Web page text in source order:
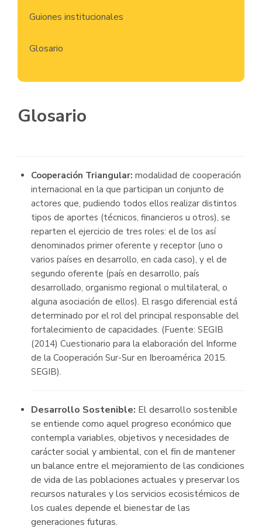
Guiones institucionales
Glosario
Glosario
Cooperación Triangular: modalidad de cooperación
internacional en la que participan un conjunto de
actores que, pudiendo todos ellos realizar distintos
tipos de aportes (técnicos, financieros u otros), se
reparten el ejercicio de tres roles: el de los así
denominados primer oferente y receptor (uno o
varios países en desarrollo, en cada caso), y el de
segundo oferente (país en desarrollo, país
desarrollado, organismo regional o multilateral, o
alguna asociación de ellos). El rasgo diferencial está
determinado por el rol del principal responsable del
fortalecimiento de capacidades. (Fuente: SEGIB
(2014) Cuestionario para la elaboración del Informe
de la Cooperación Sur-Sur en Iberoamérica 2015.
SEGIB).
Desarrollo Sostenible: El desarrollo sostenible
se entiende como aquel progreso económico que
contempla variables, objetivos y necesidades de
carácter social y ambiental, con el fin de mantener
un balance entre el mejoramiento de las condiciones
de vida de las poblaciones actuales y preservar los
recursos naturales y los servicios ecosistémicos de
los cuales depende el bienestar de las
generaciones futuras.